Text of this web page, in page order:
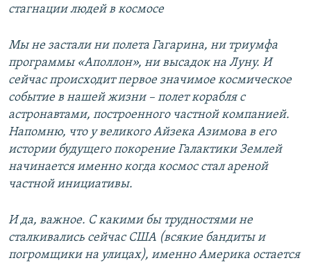
стагнации людей в космосе
Мы не застали ни полета Гагарина, ни триумфа
программы «Аполлон», ни высадок на Луну. И
сейчас происходит первое значимое космическое
событие в нашей жизни – полет корабля с
астронавтами, построенного частной компанией.
Напомню, что у великого Айзека Азимова в его
истории будущего покорение Галактики Землей
начинается именно когда космос стал ареной
частной инициативы.
И да, важное. С какими бы трудностями не
сталкивались сейчас США (всякие бандиты и
погромщики на улицах), именно Америка остается